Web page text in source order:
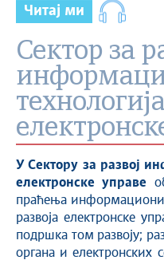
Читај ми
Сектор за
УСектору за развој
електронске управе
праћења
развоја електронске
подршка том развоју;
органа и електронских